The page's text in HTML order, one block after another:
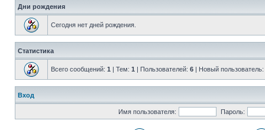
Дни рождения
Сегодня нет дней рождения.
Статистика
Всего сообщений: 1 | Тем: 1 | Пользователей: 6 | Новый пользователь:
Вход
Имя пользователя: Пароль: